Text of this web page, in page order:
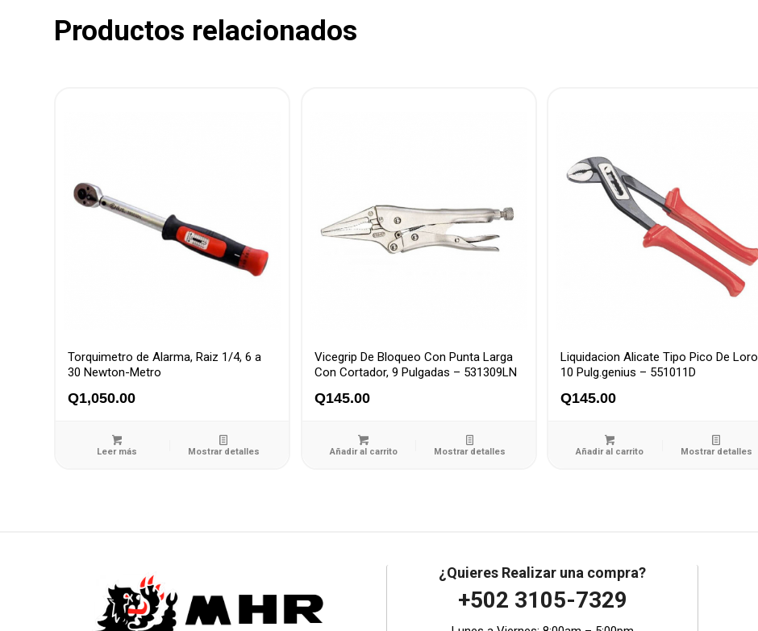
Productos relacionados
Torquimetro de Alarma, Raiz 1/4, 6 a
30 Newton-Metro
Q1,050.00
Leer más Mostrar detalles
Vicegrip De Bloqueo Con Punta Larga
Con Cortador, 9 Pulgadas – 531309LN
Q145.00
Añadir al carrito Mostrar detalles
Liquidacion Alicate Tipo Pico De Loro
10 Pulg.genius – 551011D
Q145.00
Añadir al carrito Mostrar detalles
¿Quieres Realizar una compra?
+502 3105-7329